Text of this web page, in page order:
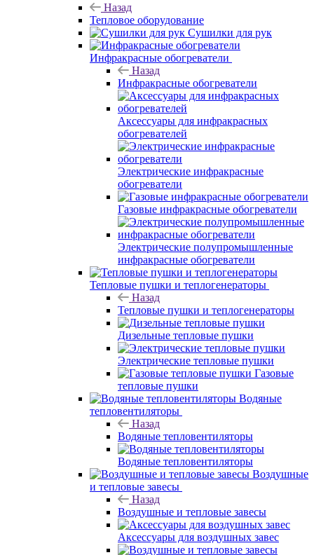
Назад
Тепловое оборудование
Сушилки для рук
Инфракрасные обогреватели
Назад
Инфракрасные обогреватели
Аксессуары для инфракрасных
обогревателей
Электрические инфракрасные
обогреватели
Газовые инфракрасные обогреватели
Электрические полупромышленные
инфракрасные обогреватели
Тепловые пушки и теплогенераторы
Назад
Тепловые пушки и теплогенераторы
Дизельные тепловые пушки
Электрические тепловые пушки
Газовые
тепловые пушки
Водяные
тепловентиляторы
Назад
Водяные тепловентиляторы
Водяные тепловентиляторы
Воздушные
и тепловые завесы
Назад
Воздушные и тепловые завесы
Аксессуары для воздушных завес